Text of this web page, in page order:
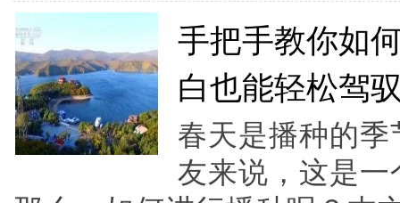
手把手教你如
白也能轻松驾
春天是播种的
友来说，这是